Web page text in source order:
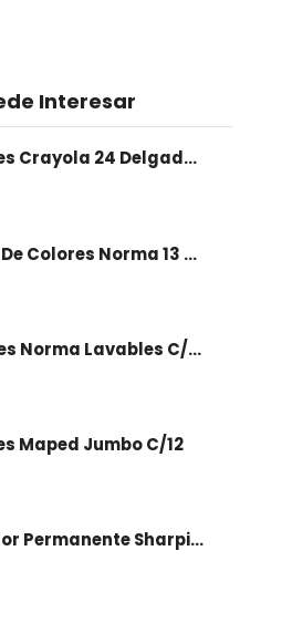
Interesar
Crayones Crayola 24 Delgados (Estandar) 52-3024
Lápices De Colores Norma 13 Redondos + 2 Lápices De Colores Plus
Plumones Norma Lavables C/24
Maped Jumbo C/12
Marcador Permanente Sharpie Fino Verde